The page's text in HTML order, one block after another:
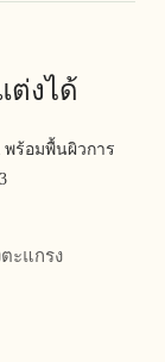
ต่งได้
ะแกรง